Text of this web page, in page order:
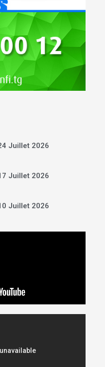
Juillet 2026
Juillet 2026
Juillet 2026